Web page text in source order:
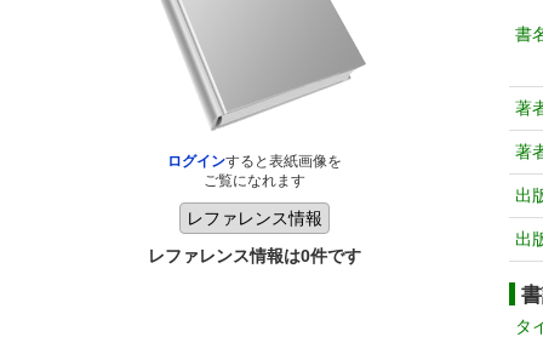
ログインすると表紙画像を
ご覧になれます
レファレンス情報は0件です
書
著
著
出
出
タ